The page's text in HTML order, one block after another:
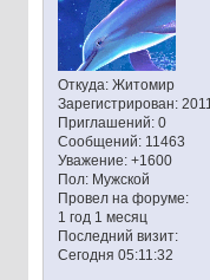
Откуда:Житомир
Зарегистрирован:
Приглашений:0
Сообщений:11463
Уважение: +1600
Пол:Мужской
Провел на форуме:
1 год 1 месяц
Последний визит:
Сегодня 05:11:32